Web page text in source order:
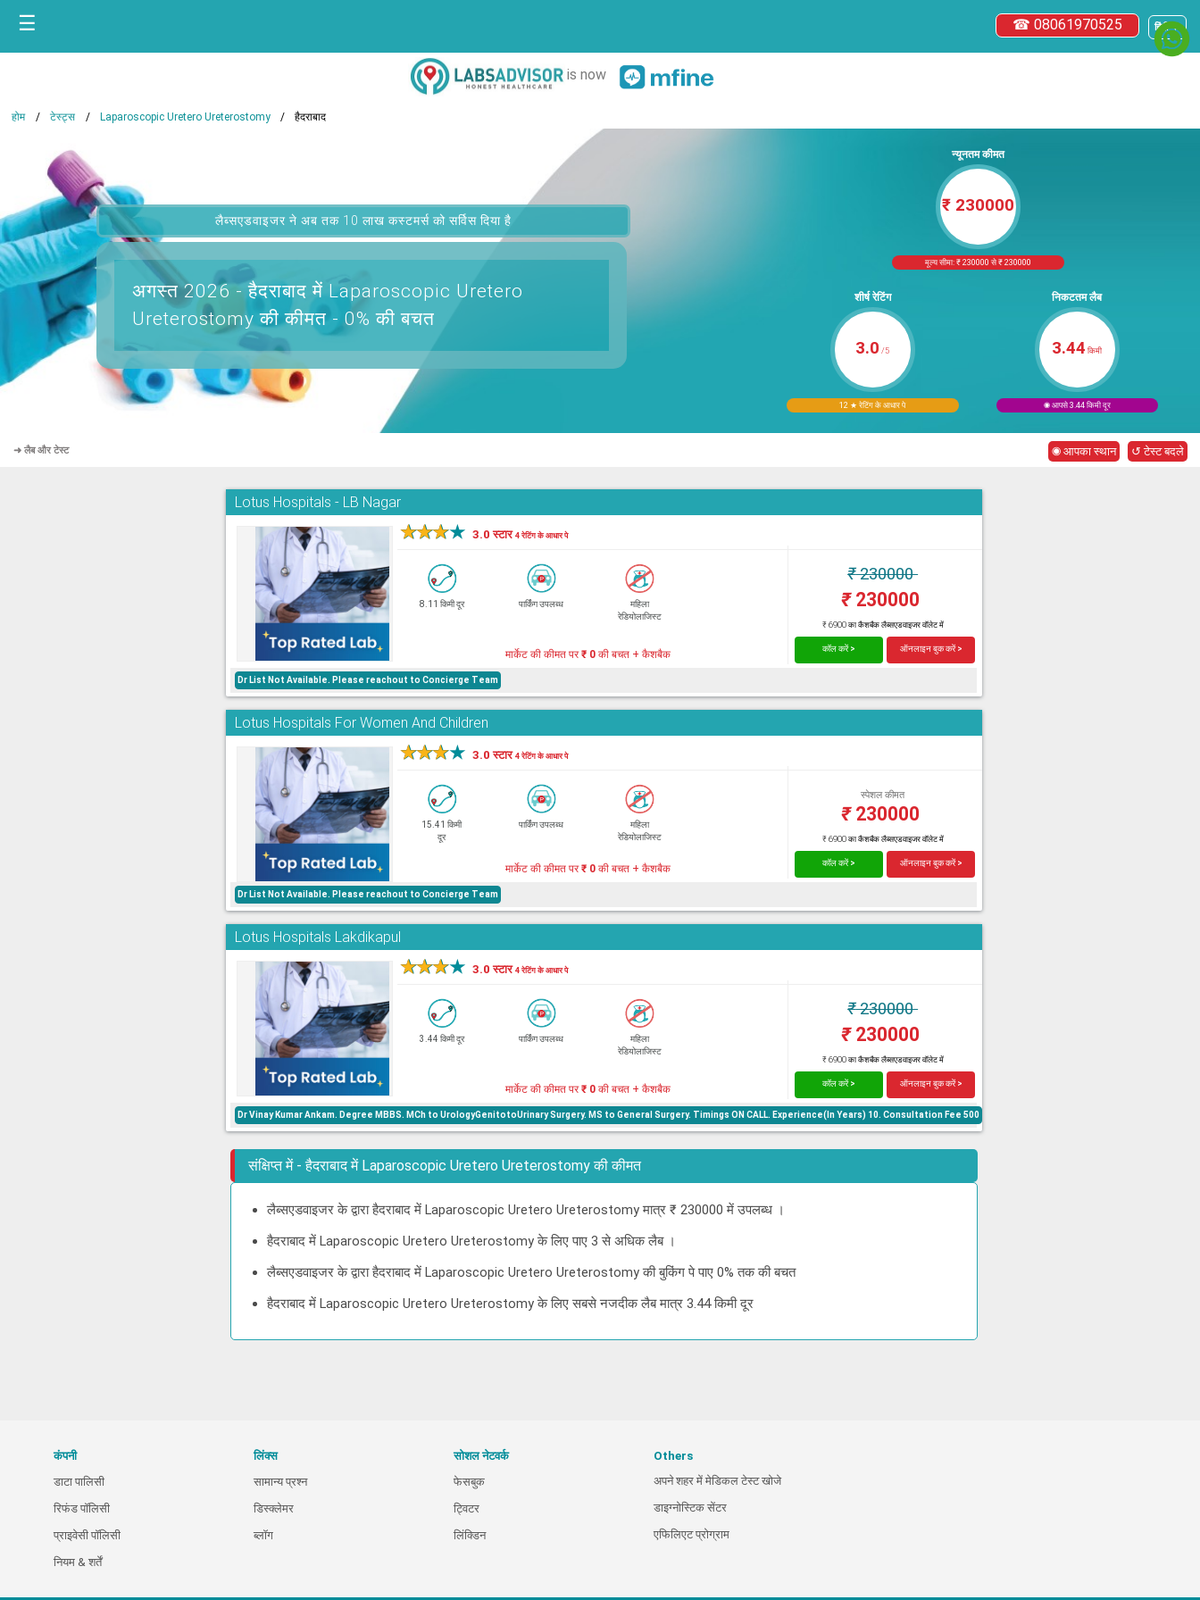
हिंदी ▼
☎ 08061970525
☰
is now
होम टेस्ट्स Laparoscopic Uretero Ureterostomy हैदराबाद
लैब्सएडवाइजर ने अब तक 10 लाख कस्टमर्स को सर्विस दिया है
अगस्त 2026 -हैदराबाद में Laparoscopic Uretero
Ureterostomy की कीमत - 0% की बचत
न्यूनतम कीमत
₹ 230000
मूल्य सीमा: ₹ 230000 से ₹ 230000
शीर्ष रेटिंग
3.0 /5
12 ★ रेटिंग के आधार पे
निकटतम लैब
3.44 किमी
◉ आपसे 3.44 किमी दूर
➜ लैब और टेस्ट ◉ आपका स्थान ↺ टेस्ट बदले
Lotus Hospitals - LB Nagar
★★★★ 3.0 स्टार4 रेटिंग के आधार पे
8.11 किमी दूर पार्किंग उपलब्ध
महिला
रेडियोलाजिस्ट
₹230000
₹230000
₹ 6900 का कैशबैक लैब्सएडवाइजर वॉलेट में
मार्केट की कीमत पर₹ 0 की बचत + कैशबैक कॉल करें > ऑनलाइन बुक करें >
Dr List Not Available. Please reachout to Concierge Team
Lotus Hospitals For Women And Children
★★★★ 3.0 स्टार4 रेटिंग के आधार पे
15.41 किमी
दूर
पार्किंग उपलब्ध
महिला
रेडियोलाजिस्ट
स्पेशल कीमत
₹230000
₹ 6900 का कैशबैक लैब्सएडवाइजर वॉलेट में
मार्केट की कीमत पर₹ 0 की बचत + कैशबैक कॉल करें > ऑनलाइन बुक करें >
Dr List Not Available. Please reachout to Concierge Team
Lotus Hospitals Lakdikapul
★★★★ 3.0 स्टार4 रेटिंग के आधार पे
3.44 किमी दूर पार्किंग उपलब्ध
महिला
रेडियोलाजिस्ट
₹230000
₹230000
₹ 6900 का कैशबैक लैब्सएडवाइजर वॉलेट में
मार्केट की कीमत पर₹ 0 की बचत + कैशबैक कॉल करें > ऑनलाइन बुक करें >
Dr Vinay Kumar Ankam. Degree MBBS. MCh to UrologyGenitotoUrinary Surgery. MS to General Surgery. Timings ON CALL. Experience(In Years) 10. Consultation Fee 500
संक्षिप्त में - हैदराबाद में Laparoscopic Uretero Ureterostomy की कीमत
लैब्सएडवाइजर के द्वारा हैदराबाद में Laparoscopic Uretero Ureterostomy मात्र ₹ 230000 में उपलब्ध ।
हैदराबाद में Laparoscopic Uretero Ureterostomy के लिए पाए 3 से अधिक लैब ।
लैब्सएडवाइजर के द्वारा हैदराबाद में Laparoscopic Uretero Ureterostomy की बुकिंग पे पाए 0% तक की बचत
हैदराबाद में Laparoscopic Uretero Ureterostomy के लिए सबसे नजदीक लैब मात्र 3.44 किमी दूर
कंपनी
डाटा पालिसी
रिफंड पॉलिसी
प्राइवेसी पॉलिसी
नियम & शर्तें
लिंक्स
सामान्य प्रश्न
डिस्क्लेमर
ब्लॉग
सोशल नेटवर्क
फेसबुक
ट्विटर
लिंक्डिन
Others
अपने शहर में मेडिकल टेस्ट खोजे
डाइग्नोस्टिक सेंटर
एफिलिएट प्रोग्राम